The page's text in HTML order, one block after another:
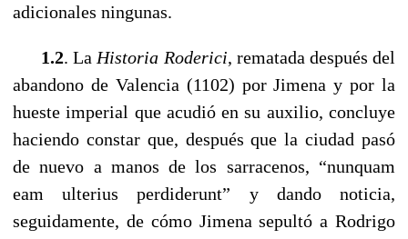
adicionales ningunas.
1.2. La Historia Roderici, rematada después del
abandono de Valencia (1102) por Jimena y por la
hueste imperial que acudió en su auxilio, concluye
haciendo constar que, después que la ciudad pasó
de nuevo a manos de los sarracenos, “nunquam
eam ulterius perdiderunt” y dando noticia,
seguidamente, de cómo Jimena sepultó a Rodrigo